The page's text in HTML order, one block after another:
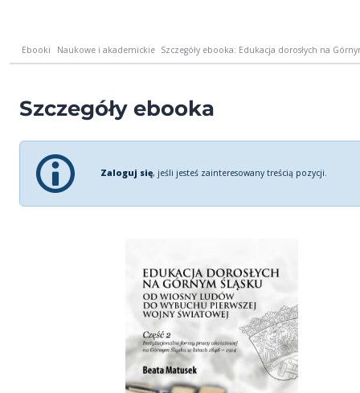
Ebooki Naukowe i akademickie Szczegóły ebooka: Edukacja dorosłych na
Szczegóły ebooka
Zaloguj się, jeśli jesteś zainteresowany treścią pozycji.